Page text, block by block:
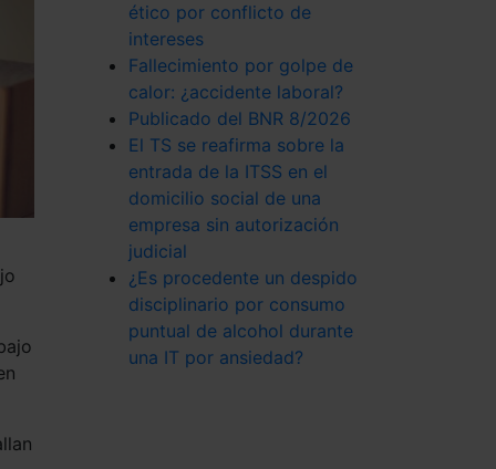
ético por conflicto de
intereses
Fallecimiento por golpe de
calor: ¿accidente laboral?
Publicado del BNR 8/2026
El TS se reafirma sobre la
entrada de la ITSS en el
domicilio social de una
empresa sin autorización
judicial
¿Es procedente un despido
disciplinario por consumo
puntual de alcohol durante
una IT por ansiedad?